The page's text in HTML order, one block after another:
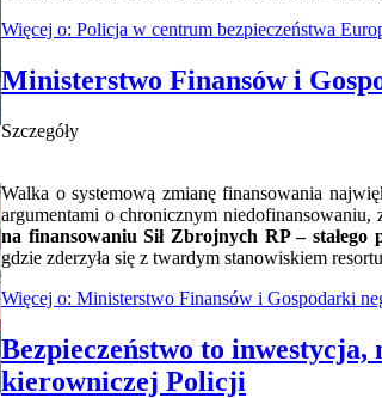
Więcej o: Policja w centrum bezpieczeństwa
Ministerstwo Finansów i
Szczegóły
Walka o systemową zmianę finansowania
argumentami o chronicznym
na finansowaniu Sił Zbrojnych RP –
gdzie zderzyła się z twardym stanowiskiem
Więcej o: Ministerstwo Finansów i Gospodarki
Bezpieczeństwo to
kierowniczej Policji